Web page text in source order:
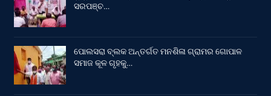
ସରପଞ୍ଚ…
ପୋଲସରା ବ୍ଲକ ଅନ୍ତର୍ଗତ ମନଶିଳା ଗ୍ରାମର ଗୋପାଳ
ସମାଜ କୂଳ ଗୃହକୁ…